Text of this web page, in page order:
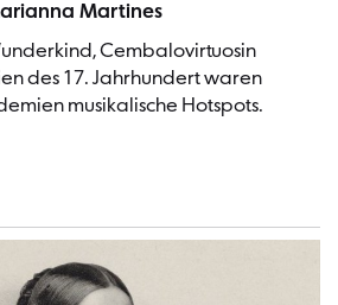
Martines
Cembalovirtuosin
des 17. Jahrhundert waren
musikalische Hotspots.